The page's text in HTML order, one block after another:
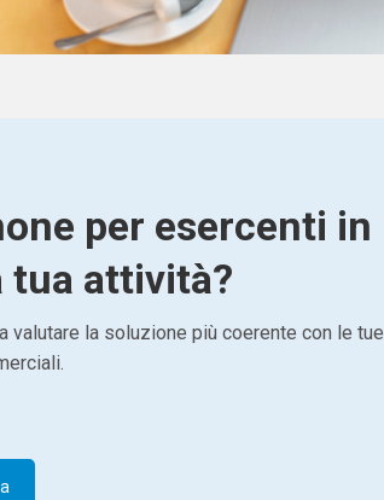
per esercenti in
tua attività?
valutare la soluzione più coerente con le tue